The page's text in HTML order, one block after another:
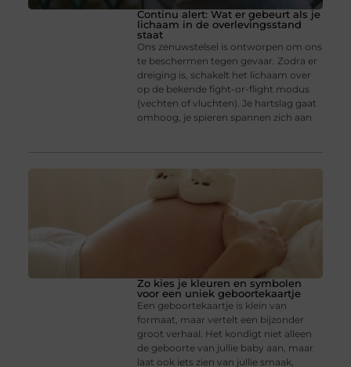
Continu alert: Wat er gebeurt als je
lichaam in de overlevingsstand
staat
Ons zenuwstelsel is ontworpen om ons
te beschermen tegen gevaar. Zodra er
dreiging is, schakelt het lichaam over
op de bekende fight-or-flight modus
(vechten of vluchten). Je hartslag gaat
omhoog, je spieren spannen zich aan
Zo kies je kleuren en symbolen
voor een uniek geboortekaartje
Een geboortekaartje is klein van
formaat, maar vertelt een bijzonder
groot verhaal. Het kondigt niet alleen
de geboorte van jullie baby aan, maar
laat ook iets zien van jullie smaak,